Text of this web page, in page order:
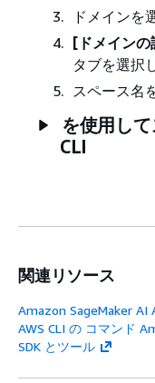
ドメインを
[ドメインの
タブを選択
スペース名
を使用し
CLI
関連リソース
Amazon SageMaker AI
AWS CLI の コマンド
SDK とツール